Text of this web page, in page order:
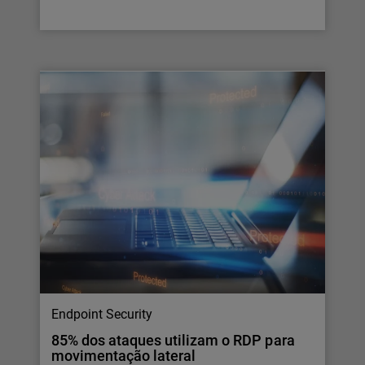
Endpoint Security
85% dos ataques utilizam o RDP para
movimentação lateral